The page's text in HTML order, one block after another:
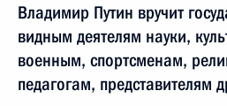
Владимир Путин вручит
видным деятелям науки,
военным, спортсменам,
педагогам, представителям